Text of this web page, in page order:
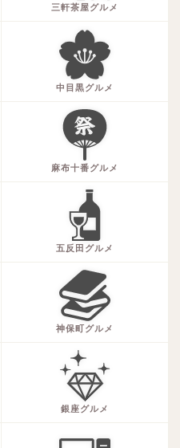
三軒茶屋グルメ
中目黒グルメ
麻布十番グルメ
五反田グルメ
神保町グルメ
銀座グルメ